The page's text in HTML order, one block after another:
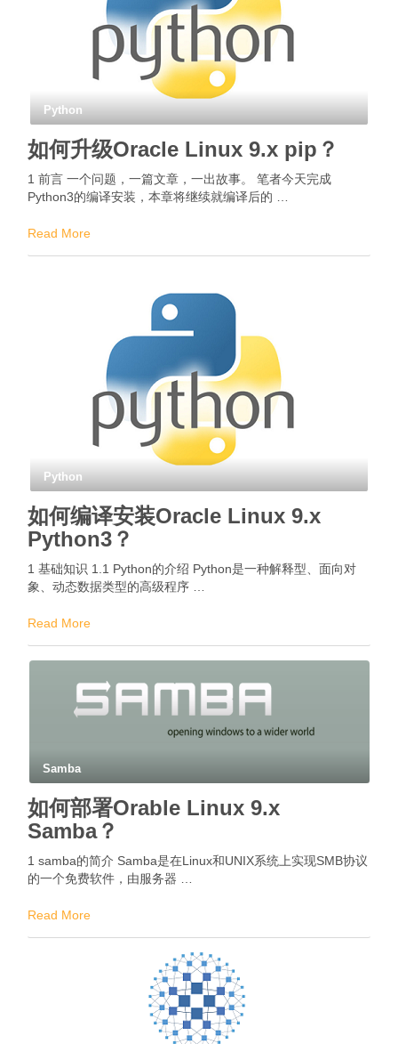
Python
如何升级Oracle Linux 9.x pip？
1 前言 一个问题，一篇文章，一出故事。 笔者今天完成
Python3的编译安装，本章将继续就编译后的 …
Read More
Python
如何编译安装Oracle Linux 9.x
Python3？
1 基础知识 1.1 Python的介绍 Python是一种解释型、面向对
象、动态数据类型的高级程序 …
Read More
Samba
如何部署Orable Linux 9.x
Samba？
1 samba的简介 Samba是在Linux和UNIX系统上实现SMB协议
的一个免费软件，由服务器 …
Read More